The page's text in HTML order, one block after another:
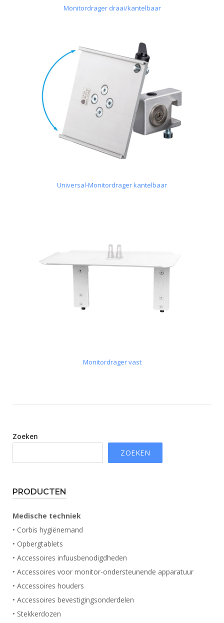
Monitordrager draai/kantelbaar
Universal-Monitordrager kantelbaar
Monitordrager vast
Zoeken
ZOEKEN
PRODUCTEN
Medische techniek
• Corbis hygiënemand
• Opbergtablets
• Accessoires infuusbenodigdheden
• Accessoires voor monitor-ondersteunende apparatuur
• Accessoires houders
• Accessoires bevestigingsonderdelen
• Stekkerdozen